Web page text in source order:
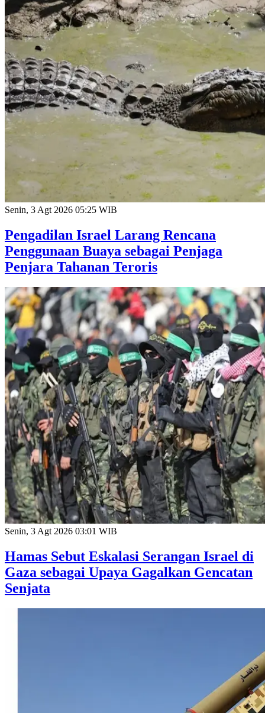
Senin, 3 Agt 2026 05:25 WIB
Pengadilan Israel Larang Rencana
Penggunaan Buaya sebagai Penjaga
Penjara Tahanan Teroris
Senin, 3 Agt 2026 03:01 WIB
Hamas Sebut Eskalasi Serangan Israel di
Gaza sebagai Upaya Gagalkan Gencatan
Senjata